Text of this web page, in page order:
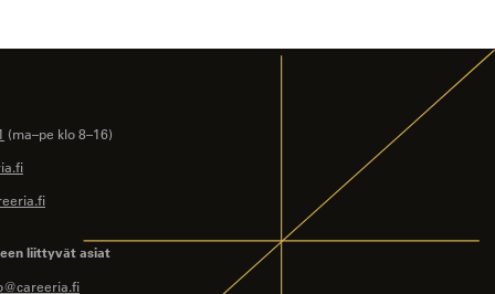
(ma–pe klo 8–16)
liittyvät asiat